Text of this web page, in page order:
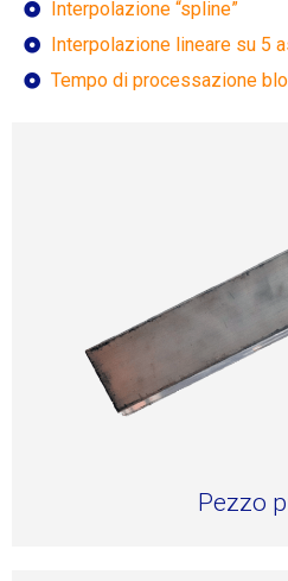
Interpolazione “spline”
Interpolazione lineare su 5
Tempo di processazione
Pezzo